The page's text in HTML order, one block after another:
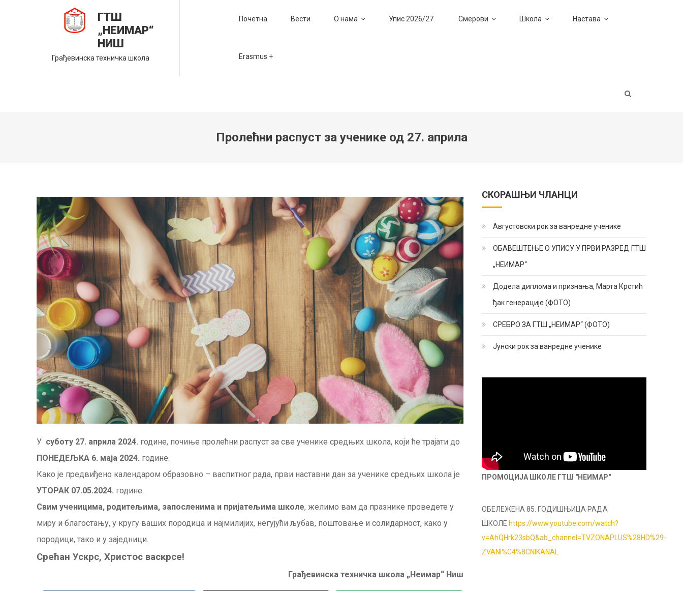
ГТШ
„НЕИМАР“
НИШ
Грађевинска техничка школа
Почетна Вести О нама Упис 2026/27. Смерови Школа Настава
Erasmus +
Пролећни распуст за ученике од 27. априла
У суботу 27. априла 2024. године, почиње пролећни распуст за све ученике средњих школа, који ће трајати до
ПОНЕДЕЉКА 6. маја 2024. године.
Како је предвиђено календаром образовно – васпитног рада, први наставни дан за ученике средњих школа је
УТОРАК 07.05.2024. године.
Свим ученицима, родитељима, запосленима и пријатељима школе, желимо вам да празнике проведете у
миру и благостању, у кругу ваших породица и најмилијих, негујући љубав, поштовање и солидарност, како у
породици, тако и у заједници.
Срећан Ускрс, Христос васкрсе!
Грађевинска техничка школа „Неимар“ Ниш
СКОРАШЊИ ЧЛАНЦИ
Августовски рок за ванредне ученике
ОБАВЕШТЕЊЕ О УПИСУ У ПРВИ РАЗРЕД ГТШ
„НЕИМАР“
Додела диплома и признања, Марта Крстић
ђак генерације (ФОТО)
СРЕБРО ЗА ГТШ „НЕИМАР“ (ФОТО)
Јунски рок за ванредне ученике
ПРОМОЦИЈА ШКОЛЕ ГТШ "НЕИМАР"
ОБЕЛЕЖЕНА 85. ГОДИШЊИЦА РАДА
ШКОЛЕ https://www.youtube.com/watch?
v=AhQHrk23sbQ&ab_channel=TVZONAPLUS%28HD%29-
ZVANI%C4%8CNIKANAL